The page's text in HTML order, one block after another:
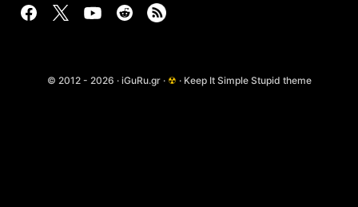
© 2012 - 2026 · iGuRu.gr · ☢ · Keep It Simple Stupid theme